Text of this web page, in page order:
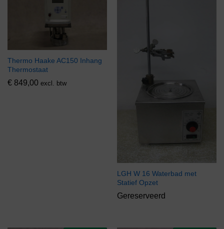
Thermo Haake AC150 Inhang
Thermostaat
€ 849,00 excl. btw
LGH W 16 Waterbad met
Statief Opzet
Gereserveerd